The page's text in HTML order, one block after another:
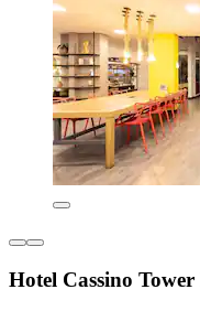
Hotel Cassino